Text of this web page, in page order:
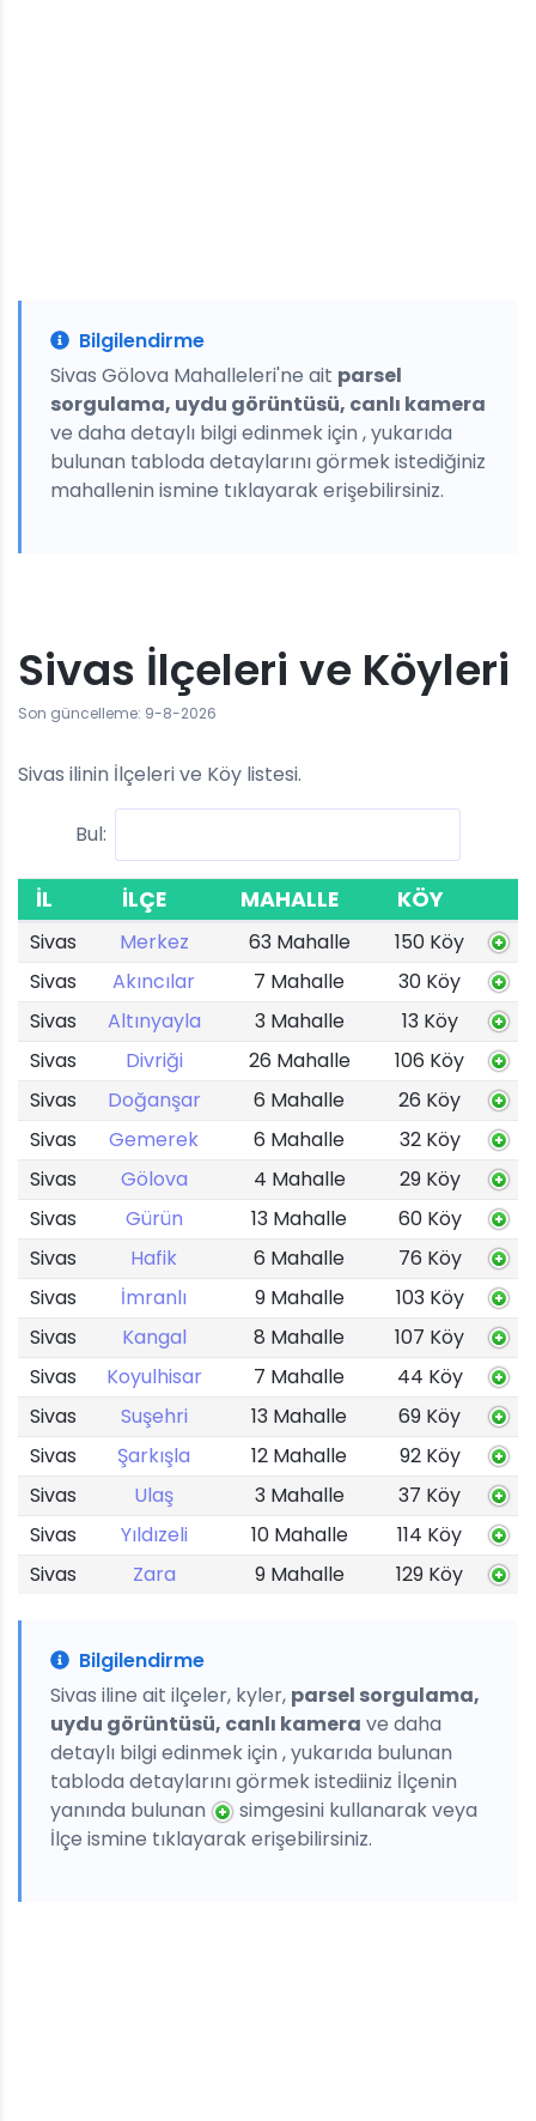
Bilgilendirme
Sivas Gölova Mahalleleri'ne ait parsel
sorgulama, uydu görüntüsü, canlı kamera
ve daha detaylı bilgi edinmek için , yukarıda
bulunan tabloda detaylarını görmek istediğiniz
mahallenin ismine tıklayarak erişebilirsiniz.
Sivas İlçeleri ve Köyleri
Son güncelleme: 9-8-2026
Sivas ilinin İlçeleri ve Köy listesi.
Bul:
İL İLÇE MAHALLE KÖY
Sivas Merkez 63 Mahalle
150 Köy
Sivas
Akıncılar 7 Mahalle
30 Köy
Sivas
Altınyayla 3 Mahalle
13 Köy
Sivas
Divriği 26 Mahalle
106 Köy
Sivas
Doğanşar 6 Mahalle
26 Köy
Sivas
Gemerek 6 Mahalle
32 Köy
Sivas
Gölova 4 Mahalle
29 Köy
Sivas
Gürün 13 Mahalle
60 Köy
Sivas
Hafik 6 Mahalle
76 Köy
Sivas
İmranlı 9 Mahalle
103 Köy
Sivas
Kangal 8 Mahalle
107 Köy
Sivas
Koyulhisar 7 Mahalle
44 Köy
Sivas
Suşehri 13 Mahalle
69 Köy
Sivas
Şarkışla 12 Mahalle
92 Köy
Sivas
Ulaş 3 Mahalle
37 Köy
Sivas
Yıldızeli 10 Mahalle
114 Köy
Sivas
Zara 9 Mahalle 129 Köy
Bilgilendirme
Sivas iline ait ilçeler, kyler, parsel sorgulama,
uydu görüntüsü, canlı kamera ve daha
detaylı bilgi edinmek için , yukarıda bulunan
tabloda detaylarını görmek istediiniz İlçenin
yanında bulunan
simgesini kullanarak veya
İlçe ismine tıklayarak erişebilirsiniz.